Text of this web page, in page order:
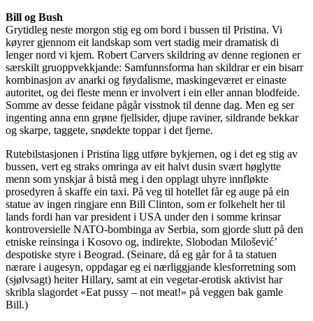
Bill og Bush
Grytidleg neste morgon stig eg om bord i bussen til Pristina. Vi
køyrer gjennom eit landskap som vert stadig meir dramatisk di
lenger nord vi kjem. Robert Carvers skildring av denne regionen er
særskilt gruoppvekkjande: Samfunnsforma han skildrar er ein bisarr
kombinasjon av anarki og føydalisme, maskingeværet er einaste
autoritet, og dei fleste menn er involvert i ein eller annan blodfeide.
Somme av desse feidane pågår visstnok til denne dag. Men eg ser
ingenting anna enn grøne fjellsider, djupe raviner, sildrande bekkar
og skarpe, taggete, snødekte toppar i det fjerne.
Rutebilstasjonen i Pristina ligg utføre bykjernen, og i det eg stig av
bussen, vert eg straks omringa av eit halvt dusin svært høglytte
menn som ynskjar å bistå meg i den opplagt uhyre innfløkte
prosedyren å skaffe ein taxi. På veg til hotellet får eg auge på ein
statue av ingen ringjare enn Bill Clinton, som er folkehelt her til
lands fordi han var president i USA under den i somme krinsar
kontroversielle NATO-bombinga av Serbia, som gjorde slutt på den
etniske reinsinga i Kosovo og, indirekte, Slobodan Milošević’
despotiske styre i Beograd. (Seinare, då eg går for å ta statuen
nærare i augesyn, oppdagar eg ei nærliggjande klesforretning som
(sjølvsagt) heiter Hillary, samt at ein vegetar-erotisk aktivist har
skribla slagordet «Eat pussy – not meat!» på veggen bak gamle
Bill.)